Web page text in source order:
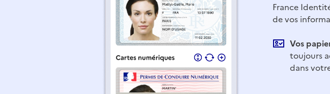
France
de vos
Vos
toujours
dans